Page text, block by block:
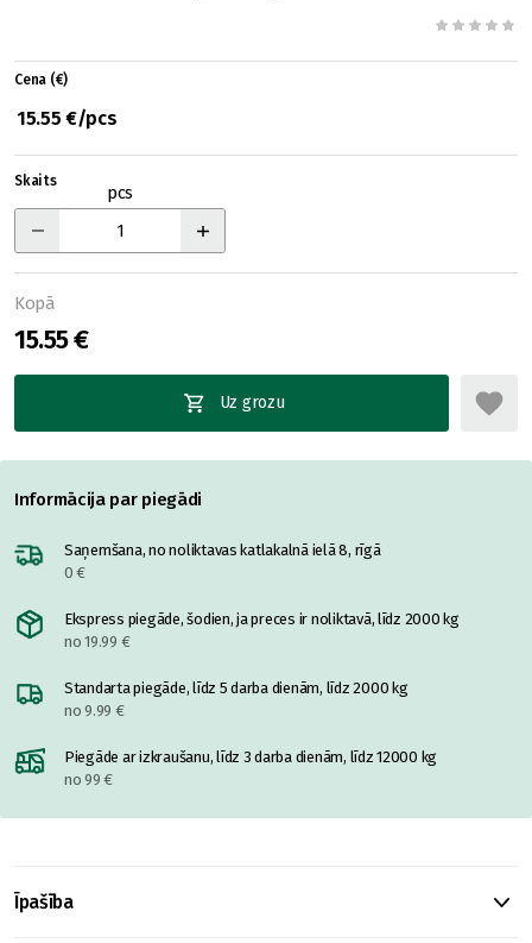
Cena (€)
15.55 €/pcs
Skaits
pcs
Kopā
15.55 €
Uz grozu
Informācija par piegādi
Saņemšana, no noliktavas katlakalnā ielā 8, rīgā
0 €
Ekspress piegāde, šodien, ja preces ir noliktavā, līdz 2000 kg
no 19.99 €
Standarta piegāde, līdz 5 darba dienām, līdz 2000 kg
no 9.99 €
Piegāde ar izkraušanu, līdz 3 darba dienām, līdz 12000 kg
no 99 €
Īpašība